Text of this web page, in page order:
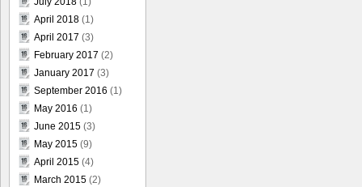
April 2018 (1)
April 2017 (3)
February 2017 (2)
January 2017 (3)
September 2016 (1)
May 2016 (1)
June 2015 (3)
May 2015 (9)
April 2015 (4)
March 2015 (2)